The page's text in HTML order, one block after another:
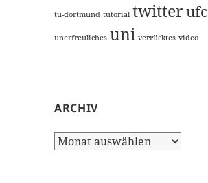
tu-dortmund tutorial twitterufc
unerfreuliches uni verrücktes video
ARCHIV
Archiv